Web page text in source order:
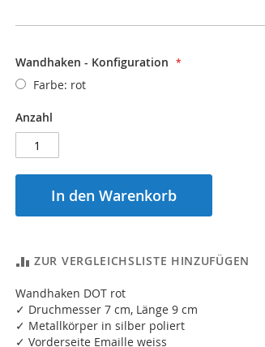
Wandhaken - Konfiguration
Farbe: rot
Anzahl
In den Warenkorb
ZUR VERGLEICHSLISTE HINZUFÜGEN
Wandhaken DOT rot
✓ Druchmesser 7 cm, Länge 9 cm
✓ Metallkörper in silber poliert
✓ Vorderseite Emaille weiss